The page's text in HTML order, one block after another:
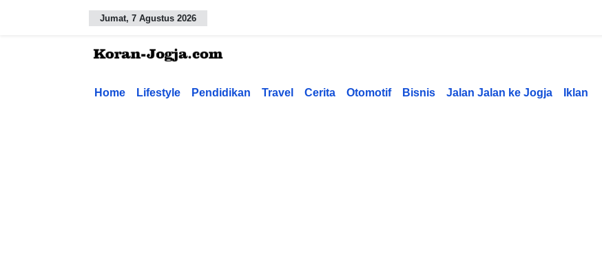
Jumat, 7 Agustus 2026
Home Lifestyle Pendidikan Travel Cerita Otomotif Bisnis Jalan Jalan ke Jogja Iklan